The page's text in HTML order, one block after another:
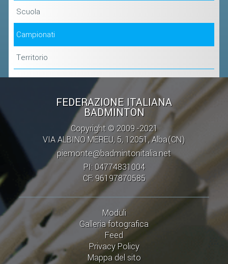
Scuola
Campionati
Territorio
FEDERAZIONE ITALIANA
BADMINTON
Copyright © 2009 -2021
VIA ALBINO MEREU, 5, 12051, Alba(CN)
piemonte@badmintonitalia.net
PI: 04774831004
CF: 96197870585
Moduli
Galleria fotografica
Feed
Privacy Policy
Mappa del sito